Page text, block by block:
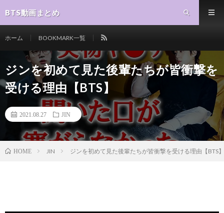
BTS動画まとめ
ホーム BOOKMARK一覧
ジンを初めて見た後輩たちが皆衝撃を
受ける理由【BTS】
2021.08.27 JIN
HOME JIN ジンを初めて見た後輩たちが皆衝撃を受ける理由【BTS】